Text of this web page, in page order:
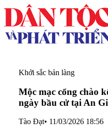
Khởi sắc bản làng
Mộc mạc cổng chào
ngày bầu cử tại An
Tào Đạt• 11/03/2026 18:56